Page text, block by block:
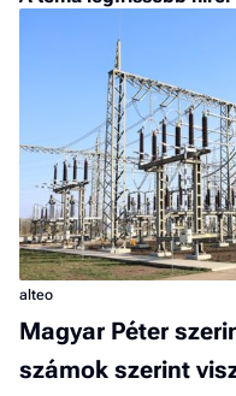
alteo
Magyar Péter
számok szerint